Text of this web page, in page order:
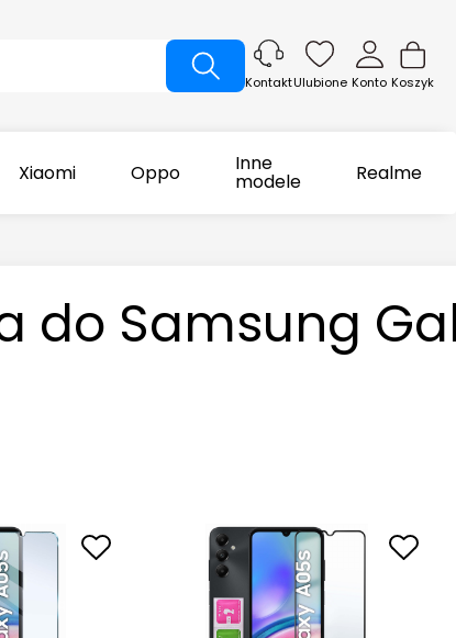
Koszyk
Konto
KontaktUlubione
Xiaomi Oppo Inne
modele Realme
do Samsung